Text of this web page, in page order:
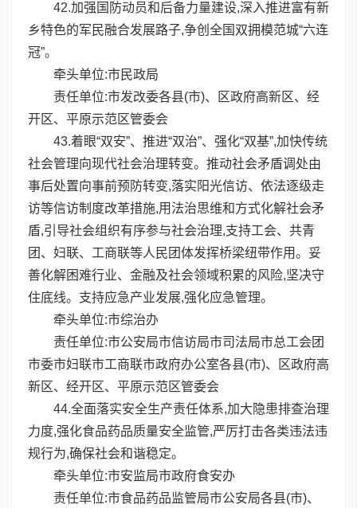
42.加强国防动员和后备力量建设,深入推进富有新
乡特色的军民融合发展路子,争创全国双拥模范城“六连
冠”。
牵头单位:市民政局
责任单位:市发改委各县(市)、区政府高新区、经
开区、平原示范区管委会
43.着眼“双安”、推进“双治”、强化“双基”,加快传统
社会管理向现代社会治理转变。推动社会矛盾调处由
事后处置向事前预防转变,落实阳光信访、依法逐级走
访等信访制度改革措施,用法治思维和方式化解社会矛
盾,引导社会组织有序参与社会治理,支持工会、共青
团、妇联、工商联等人民团体发挥桥梁纽带作用。妥
善化解困难行业、金融及社会领域积累的风险,坚决守
住底线。支持应急产业发展,强化应急管理。
牵头单位:市综治办
责任单位:市公安局市信访局市司法局市总工会团
市委市妇联市工商联市政府办公室各县(市)、区政府高
新区、经开区、平原示范区管委会
44.全面落实安全生产责任体系,加大隐患排查治理
力度,强化食品药品质量安全监管,严厉打击各类违法违
规行为,确保社会和谐稳定。
牵头单位:市安监局市政府食安办
责任单位:市食品药品监管局市公安局各县(市)、